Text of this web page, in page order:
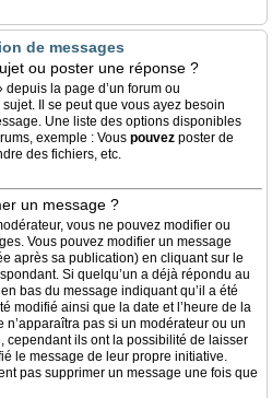
de messages
ou poster une réponse ?
la page d’un forum ou
Il se peut que vous ayez besoin
Une liste des options disponibles
exemple : Vous pouvez poster de
des fichiers, etc.
un message ?
vous ne pouvez modifier ou
Vous pouvez modifier un message
après sa publication) en cliquant sur le
Si quelqu’un a déjà répondu au
bas du message indiquant qu’il a été
modifié ainsi que la date et l’heure de la
pas si un modérateur ou un
cependant ils ont la possibilité de laisser
le message de leur propre initiative.
pas supprimer un message une fois que